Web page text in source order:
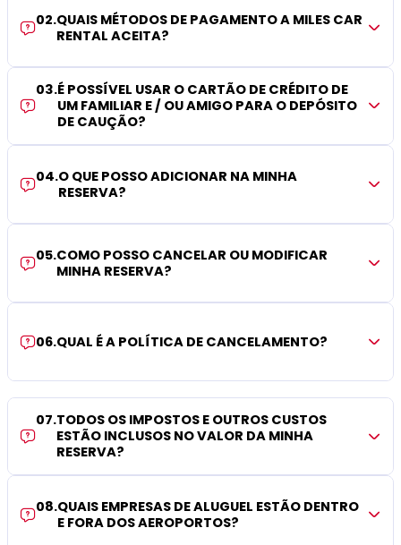
02.QUAIS MÉTODOS DE PAGAMENTO A MILES CAR
RENTAL ACEITA?
03.É POSSÍVEL USAR O CARTÃO DE CRÉDITO DE
UM FAMILIAR E / OU AMIGO PARA O DEPÓSITO
DE CAUÇÃO?
04.O QUE POSSO ADICIONAR NA MINHA
RESERVA?
05.COMO POSSO CANCELAR OU MODIFICAR
MINHA RESERVA?
06.QUAL É A POLÍTICA DE CANCELAMENTO?
07.TODOS OS IMPOSTOS E OUTROS CUSTOS
ESTÃO INCLUSOS NO VALOR DA MINHA
RESERVA?
08.QUAIS EMPRESAS DE ALUGUEL ESTÃO DENTRO
E FORA DOS AEROPORTOS?